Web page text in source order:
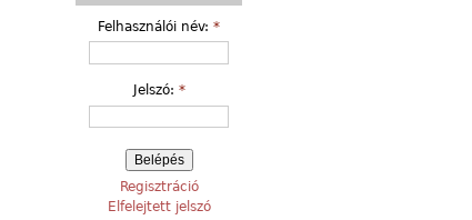
Felhasználói név: *
Jelszó: *
Regisztráció
Elfelejtett jelszó